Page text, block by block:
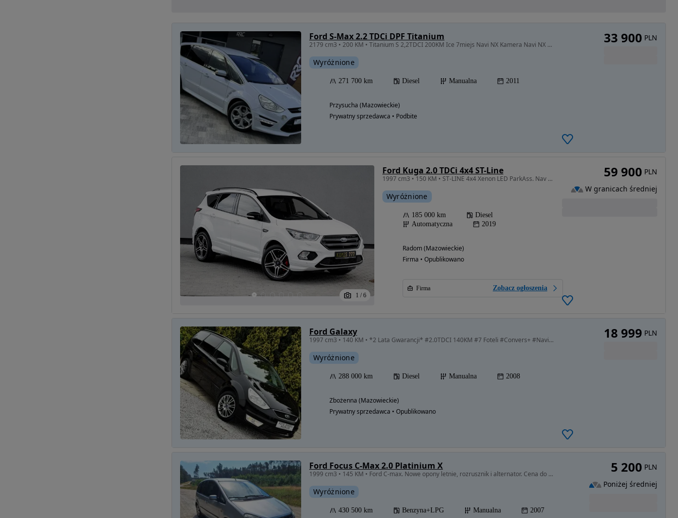
Ford S-Max 2.2 TDCi DPF Titanium
2179 cm3 • 200 KM • Titanium S 2,2TDCI 200KM Ice 7miejs Navi NX Kamera Navi NX RATY KREDYT
Wyróżnione
271 700 km Diesel Manualna 2011
Przysucha (Mazowieckie)
Prywatny sprzedawca • Podbite
33 900 PLN
1 / 6
Ford Kuga 2.0 TDCi 4x4 ST-Line
1997 cm3 • 150 KM • ST-LINE 4x4 Xenon LED ParkAss. Nav Grz. Fot Kier Tempomat El. Klapa
Wyróżnione
185 000 km
Diesel
Automatyczna
2019
Radom (Mazowieckie)
Firma • Opublikowano
Firma Zobacz ogłoszenia
59 900 PLN
W granicach średniej
Ford Galaxy
1997 cm3 • 140 KM • *2 Lata Gwarancji* #2.0TDCI 140KM #7 Foteli #Convers+ #Navi #PDCx2
Wyróżnione
288 000 km Diesel Manualna 2008
Zbożenna (Mazowieckie)
Prywatny sprzedawca • Opublikowano
18 999 PLN
Ford Focus C-Max 2.0 Platinium X
1999 cm3 • 145 KM • Ford C-max. Nowe opony letnie, rozrusznik i alternator. Cena do neg.
Wyróżnione
430 500 km Benzyna+LPG Manualna 2007
5 200 PLN
Poniżej średniej